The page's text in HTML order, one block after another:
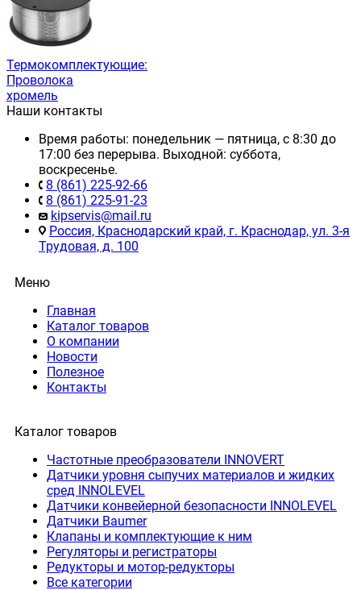
Термокомплектующие:
Проволока
хромель
Наши контакты
Время работы: понедельник — пятница, с 8:30 до
17:00 без перерыва. Выходной: суббота,
воскресенье.
8 (861) 225-92-66
8 (861) 225-91-23
kipservis@mail.ru
Россия, Краснодарский край, г. Краснодар, ул. 3-я
Трудовая, д. 100
Меню
Главная
Каталог товаров
О компании
Новости
Полезное
Контакты
Каталог товаров
Частотные преобразователи INNOVERT
Датчики уровня сыпучих материалов и жидких
сред INNOLEVEL
Датчики конвейерной безопасности INNOLEVEL
Датчики Baumer
Клапаны и комплектующие к ним
Регуляторы и регистраторы
Редукторы и мотор-редукторы
Все категории